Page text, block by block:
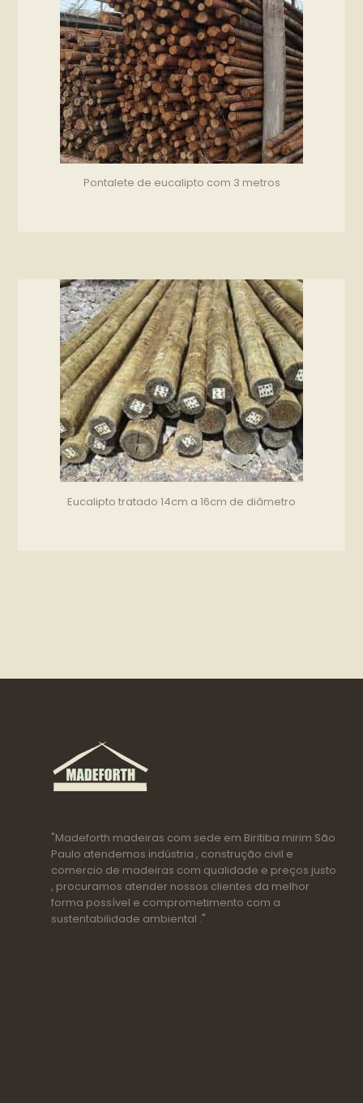
Pontalete de eucalipto com 3 metros
Eucalipto tratado 14cm a 16cm de diâmetro
"Madeforth madeiras com sede em Biritiba mirim São
Paulo atendemos indústria , construção civil e
comercio de madeiras com qualidade e preços justo
, procuramos atender nossos clientes da melhor
forma possível e comprometimento com a
sustentabilidade ambiental ."